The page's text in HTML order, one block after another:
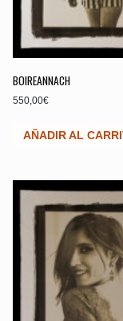
BOIREANNACH
550,00€
AÑADIR AL